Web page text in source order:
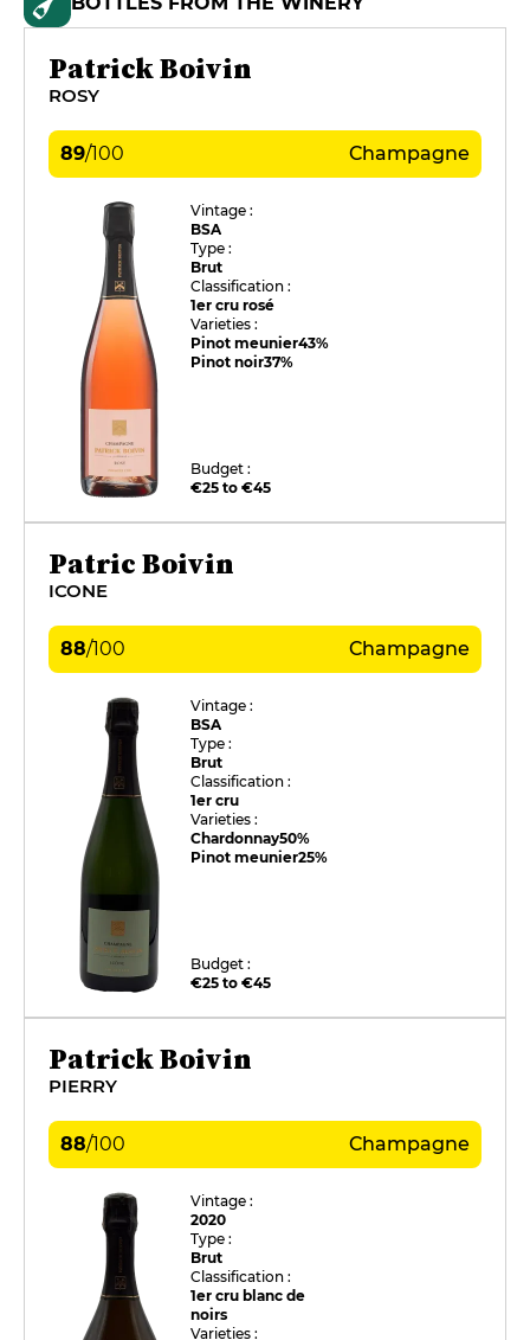
Patrick Boivin
ROSY
89/100 Champagne
Vintage :
BSA
Type :
Brut
Classification :
1er cru rosé
Varieties :
Pinot meunier43%
Pinot noir37%
Budget :
€25 to €45
Patric Boivin
ICONE
88/100 Champagne
Vintage :
BSA
Type :
Brut
Classification :
1er cru
Varieties :
Chardonnay50%
Pinot meunier25%
Budget :
€25 to €45
Patrick Boivin
PIERRY
88/100 Champagne
Vintage :
2020
Type :
Brut
Classification :
1er cru blanc de
noirs
Varieties :